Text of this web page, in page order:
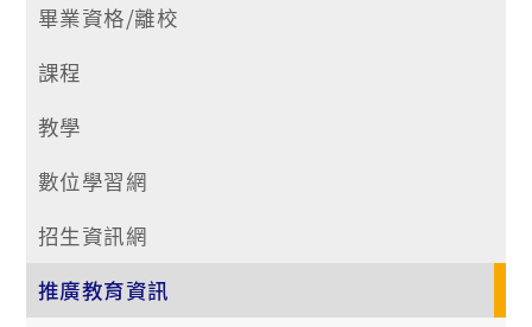
畢業資格/離校
課程
教學
數位學習網
招生資訊網
推廣教育資訊